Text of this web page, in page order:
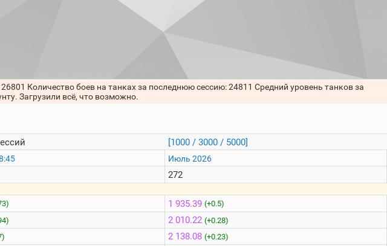
Количество боев на танках за последнюю сессию: 24811 Средний уровень танков за
Загрузили всё, что возможно.
[1000 / 3000 / 5000]
Июль 2026
272
1 935.39 (+0.5)
2 010.22 (+0.28)
2 138.08 (+0.23)